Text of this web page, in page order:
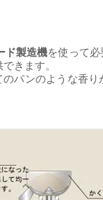
ド製造機を使って
きます。
パンのような香り